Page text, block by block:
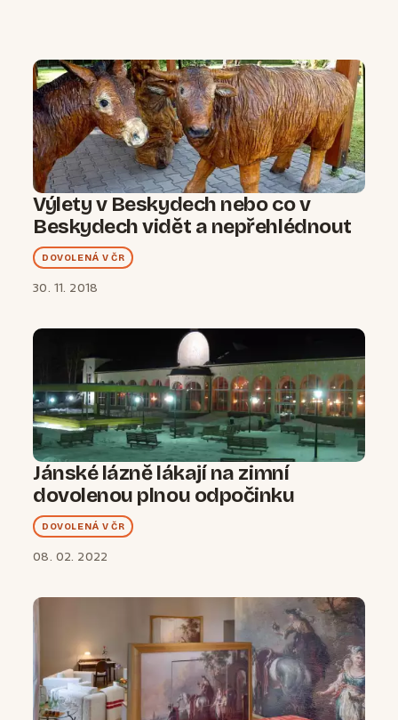
Výlety v Beskydech nebo co v
Beskydech vidět a nepřehlédnout
DOVOLENÁ V ČR
30. 11. 2018
Jánské lázně lákají na zimní
dovolenou plnou odpočinku
DOVOLENÁ V ČR
08. 02. 2022